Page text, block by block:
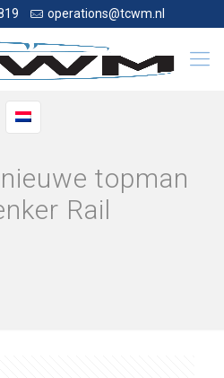
operations@tcwm.nl
topman
Rail